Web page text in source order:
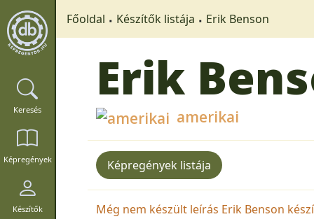
Keresés
Képregények
Készítők
Főoldal Készítők listája Erik Benson
Erik
amerikai
Képregények listája
Még nem készült leírás Erik Benson